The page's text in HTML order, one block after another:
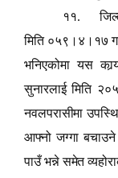
११.
मिति ०५९।४।१७
भनिएकोमा यस
सुनारलाई मिति
नवलपरासीमा
आफ्नो जग्गाबचाउने
पाउँ भन्ने समेत